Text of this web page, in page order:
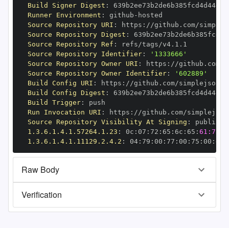
Build Signer Digest :
Runner Environment : github -
Source Repository URI : https :
Source Repository Digest :
Source Repository Ref :
Source Repository Identifier:
'1333666'
Source Repository Owner URI : https :
Source Repository Owner Identifier:
'602889'
Build Config URI : https : //github.com/simplejson/
Build Config Digest :
Build Trigger:
Run Invocation URI : https :
Source Repository Visibility At Signing :
1.3.6.1.4.1.57264.1.23 : 0c : 07 : 72 : 65 : 6c : 65 :
1.3.6.1.4.1.11129.2.4.2 : 04: 79 : 00 : 77 : 00 : 75 : 00 : dd
Raw Body
Verification